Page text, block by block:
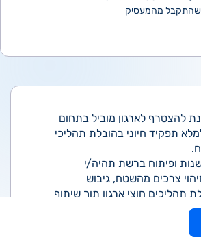
שהתקבל מהמעסיק
להצטרף לארגון מוביל בתחום
תפקיד חיוני בהובלת תהליכי
ופיתוח ברשת תהיה/י
צרכים מהשטח, גיבוש
תהליכים חוצי ארגון תוך שיתוף
ממשקים.
פרויקטים אסטרטגיים,
מידע ושימוש בנתונים